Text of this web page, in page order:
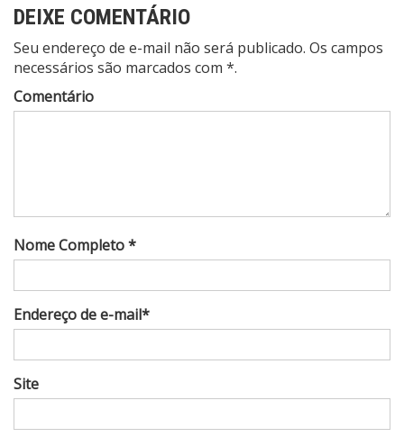
DEIXE COMENTÁRIO
Seu endereço de e-mail não será publicado. Os campos
necessários são marcados com *.
Comentário
Nome Completo *
Endereço de e-mail*
Site